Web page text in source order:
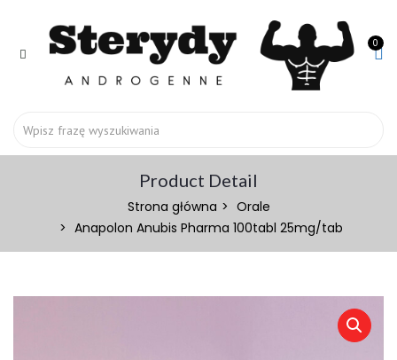
0
Product Detail
Strona główna
Orale
Anapolon Anubis Pharma 100tabl 25mg/tab